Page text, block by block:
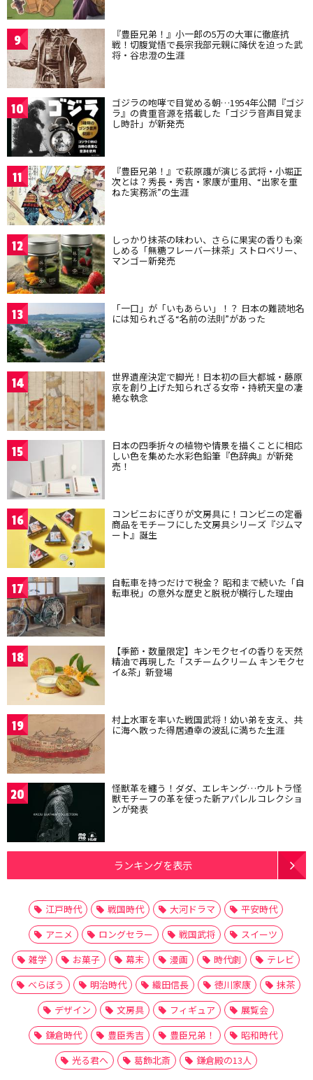
9 『豊臣兄弟！』小一郎の5万の大軍に徹底抗
戦！切腹覚悟で長宗我部元親に降伏を迫った武
将・谷忠澄の生涯
10 ゴジラの咆哮で目覚める朝…1954年公開『ゴジ
ラ』の貴重音源を搭載した「ゴジラ音声目覚ま
し時計」が新発売
11 『豊臣兄弟！』で萩原護が演じる武将・小堀正
次とは？秀長・秀吉・家康が重用、“出家を重
ねた実務派”の生涯
12 しっかり抹茶の味わい、さらに果実の香りも楽
しめる「無糖フレーバー抹茶」ストロベリー、
マンゴー新発売
13 「一口」が「いもあらい」！？ 日本の難読地名
には知られざる“名前の法則”があった
14 世界遺産決定で脚光！日本初の巨大都城・藤原
京を創り上げた知られざる女帝・持統天皇の凄
絶な執念
15 日本の四季折々の植物や情景を描くことに相応
しい色を集めた水彩色鉛筆『色辞典』が新発
売！
16 コンビニおにぎりが文房具に！コンビニの定番
商品をモチーフにした文房具シリーズ『ジムマ
ート』誕生
17 自転車を持つだけで税金？ 昭和まで続いた「自
転車税」の意外な歴史と脱税が横行した理由
18 【季節・数量限定】キンモクセイの香りを天然
精油で再現した「スチームクリーム キンモクセ
イ&茶」新登場
19 村上水軍を率いた戦国武将！幼い弟を支え、共
に海へ散った得居通幸の波乱に満ちた生涯
20 怪獣革を纏う！ダダ、エレキング…ウルトラ怪
獣モチーフの革を使った新アパレルコレクショ
ンが発表
ランキングを表示
江戸時代 戦国時代 大河ドラマ
平安時代
アニメ
ロングセラー 戦国武将
スイーツ
雑学
お菓子 幕末 漫画 時代劇
テレビ
べらぼう
明治時代 織田信長 徳川家康
抹茶
デザイン
文房具 フィギュア
展覧会
鎌倉時代
豊臣秀吉 豊臣兄弟！
昭和時代
光る君へ
葛飾北斎 鎌倉殿の13人